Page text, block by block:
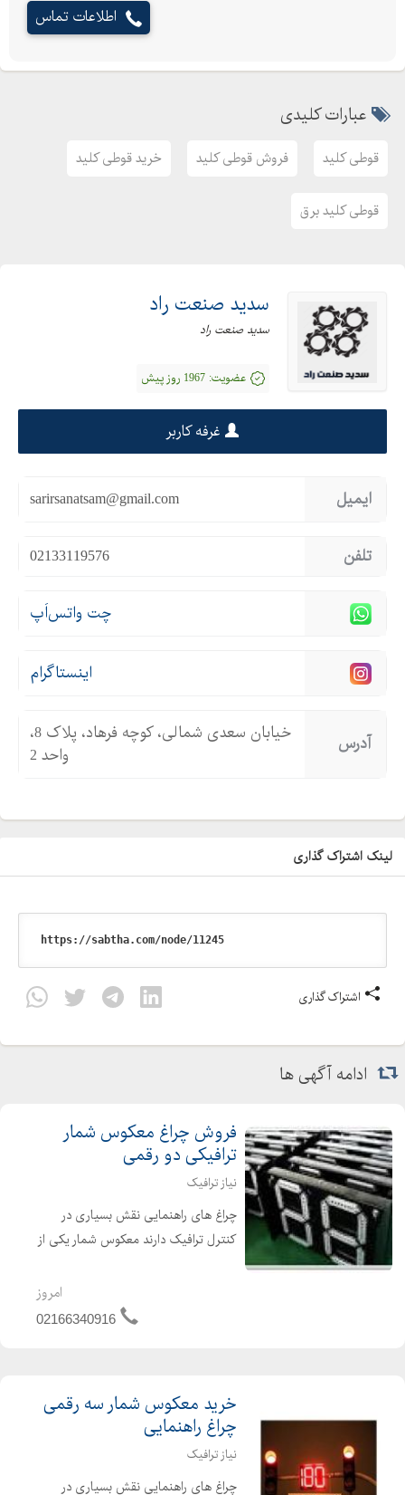
اطلاعات تماس
عبارات کلیدی
قوطی کلید فروش قوطی کلید خرید قوطی کلید
قوطی کلید برق
سدید صنعت راد
سدید صنعت راد
عضویت: 1967 روز پیش
غرفه کاربر
ایمیل sarirsanatsam@gmail.com
تلفن 02133119576
چت واتس‌اَپ
اینستاگرام
آدرس
خیابان سعدی شمالی، کوچه فرهاد، پلاک 8،
واحد 2
لینک اشتراک گذاری
اشتراک گذاری
ادامه آگهی ها
فروش چراغ معکوس شمار
ترافیکی دو رقمی
نیاز ترافیک
چراغ های راهنمایی نقش بسیاری در
کنترل ترافیک دارند معکوس شمار یکی از
کار اصلی چراغ راهنمایی کنترل عبور و
مرور وسایل های نقلیه می باشد که در چه
امروز
02166340916
خرید معکوس شمار سه رقمی
چراغ راهنمایی
نیاز ترافیک
چراغ های راهنمایی نقش بسیاری در